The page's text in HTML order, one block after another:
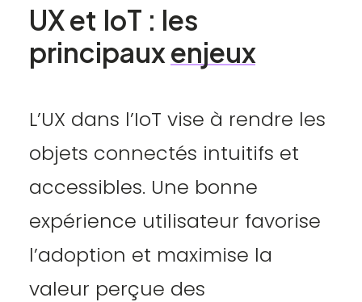
UXet IoT : les
principauxenjeux
L’UX dans l’IoT vise à rendre les
objets connectés intuitifs et
accessibles. Une bonne
expérience utilisateur favorise
l’adoption et maximise la
valeur perçue des